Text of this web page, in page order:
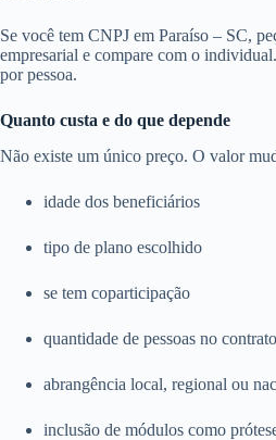
Se você tem CNPJ em Paraíso – SC,
empresarial e compare com o
por pessoa.
Quanto custa e do que depende
Não existe um único preço. O valor
idade dos beneficiários
tipo de plano escolhido
se tem coparticipação
quantidade de pessoas no contrato
abrangência local, regional ou
inclusão de módulos como